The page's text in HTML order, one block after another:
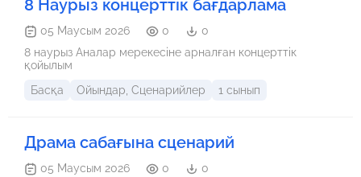
8 Наурыз концерттік бағдарлама
05 Маусым 2026 0
0
8 наурыз Аналар мерекесіне арналған концерттік
қойылым
Басқа
Ойындар, Сценарийлер 1 сынып
Драма сабағына сценарий
05 Маусым 2026 0
0